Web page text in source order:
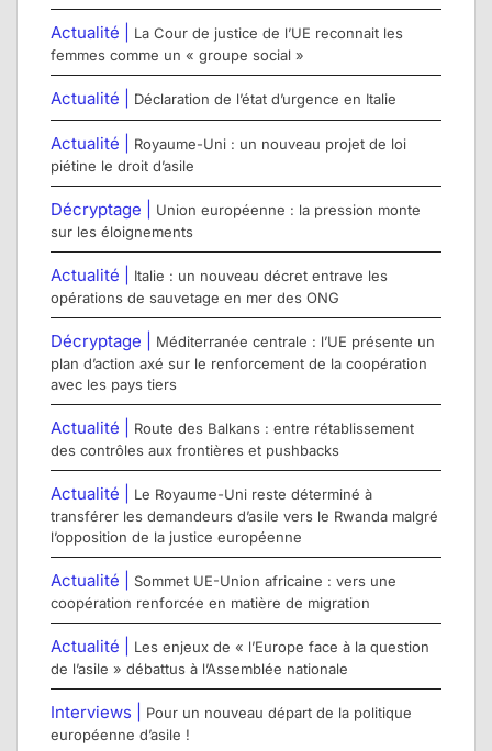
Actualité |
La Cour de justice de l’UE reconnait les
femmes comme un « groupe social »
Actualité | Déclaration de l’état d’urgence en Italie
Actualité |
Royaume-Uni : un nouveau projet de loi
piétine le droit d’asile
Décryptage |
Union européenne : la pression monte
sur les éloignements
Actualité |
Italie : un nouveau décret entrave les
opérations de sauvetage en mer des ONG
Décryptage |
Méditerranée centrale : l’UE présente un
plan d’action axé sur le renforcement de la coopération
avec les pays tiers
Actualité |
Route des Balkans : entre rétablissement
des contrôles aux frontières et pushbacks
Actualité |
Le Royaume-Uni reste déterminé à
transférer les demandeurs d’asile vers le Rwanda malgré
l’opposition de la justice européenne
Actualité |
Sommet UE-Union africaine : vers une
coopération renforcée en matière de migration
Actualité |
Les enjeux de « l’Europe face à la question
de l’asile » débattus à l’Assemblée nationale
Interviews |
Pour un nouveau départ de la politique
européenne d’asile !